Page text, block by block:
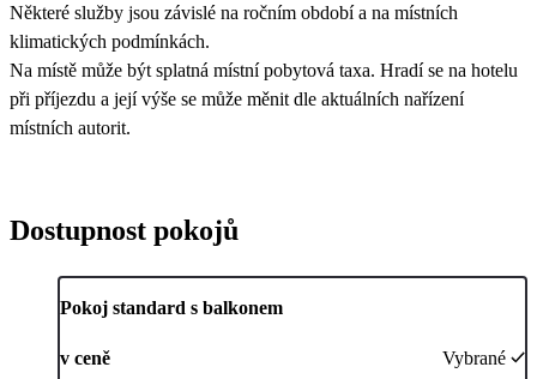
Některé služby jsou závislé na ročním období a na místních
klimatických podmínkách.
Na místě může být splatná místní pobytová taxa. Hradí se na hotelu
při příjezdu a její výše se může měnit dle aktuálních nařízení
místních autorit.
Dostupnost pokojů
Pokoj standard s balkonem
v ceně Vybrané